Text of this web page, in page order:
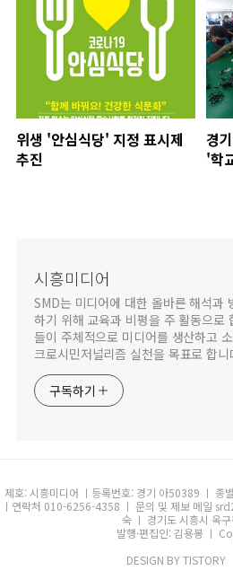
위생 '안심식당' 지정 표시제
추진
경
'학
시흥미디어
SMD는 미디어에 대한 올바른 해석과
하기 위해 교육과 비평을 주 활동으로
들이 주체적으로 미디어를 생산하고
크로시민저널리즘 실천을 목표로 합니
구독하기
제호: 시흥미디어 ㅣ등록번호: 경기 아50389 ㅣ
ㅣ연락처 010-6256-4358 ㅣ 문의 및 제보 메일
숙 ㅣ 경기도 시흥시 옥
발행·편집인: 김용봉 ㅣ
DESIGN BYTISTORY